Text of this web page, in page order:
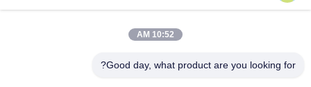
jesingd@vip.sina.com
10:52 AM
Good day, what product are you looking for?